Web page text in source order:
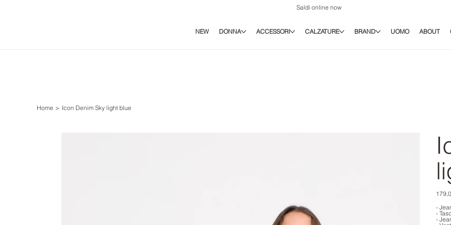
Saldi online now
NEW DONNA ACCESSORI CALZATURE BRAND UOMO ABOUT
Home > Icon Denim Sky light blue
Prezzo
-
-
-